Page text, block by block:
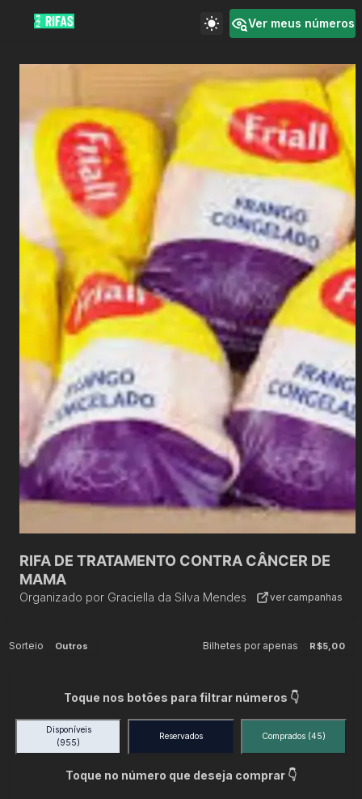
Ver meus números
RIFA DE TRATAMENTO CONTRA CÂNCER DE
MAMA
Organizado por Graciella da Silva Mendes ver campanhas
Sorteio Outros Bilhetes por apenas R$5,00
Toque nos botões para filtrar números 👇
Disponíveis
(955)
Reservados Comprados (45)
Toque no número que deseja comprar 👇